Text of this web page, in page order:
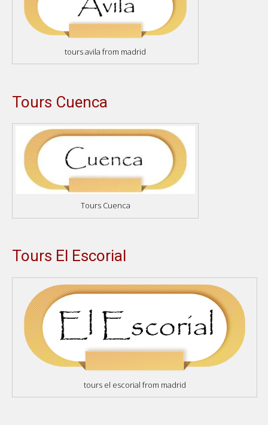
tours avila from madrid
Tours Cuenca
Tours Cuenca
Tours El Escorial
tours el escorial from madrid